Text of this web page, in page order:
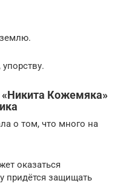
«Никита Кожемяка»
о том, что много на
оказаться
придётся защищать